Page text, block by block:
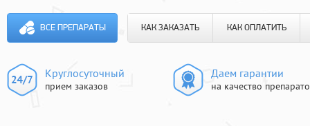
ВСЕ ПРЕПАРАТЫ КАК ЗАКАЗАТЬ КАК ОПЛАТИТЬ
Круглосуточный
прием заказов
Даем гарантии
на качество